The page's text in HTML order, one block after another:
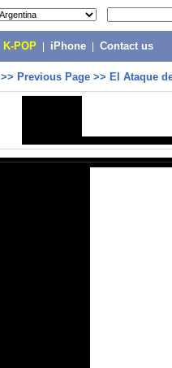
K-POP iPhone Contact us
>> Previous Page >> El Ataque